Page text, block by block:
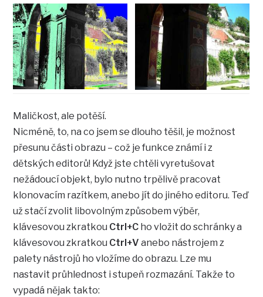
Maličkost, ale potěší.
Nicméně, to, na co jsem se dlouho těšil, je možnost
přesunu části obrazu – což je funkce známí i z
dětských editorů! Když jste chtěli vyretušovat
nežádoucí objekt, bylo nutno trpělivě pracovat
klonovacím razítkem, anebo jít do jiného editoru. Teď
už stačí zvolit libovolným způsobem výběr,
klávesovou zkratkou Ctrl+C ho vložit do schránky a
klávesovou zkratkou Ctrl+V anebo nástrojem z
palety nástrojů ho vložíme do obrazu. Lze mu
nastavit průhlednost i stupeň rozmazání. Takže to
vypadá nějak takto: